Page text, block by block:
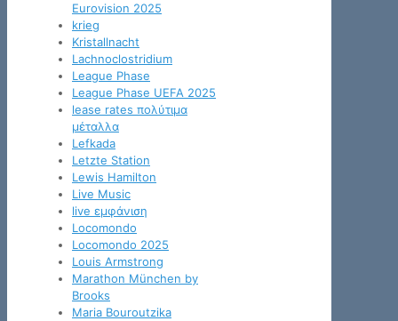
Eurovision 2025
krieg
Kristallnacht
Lachnoclostridium
League Phase
League Phase UEFA 2025
lease rates πολύτιμα
μέταλλα
Lefkada
Letzte Station
Lewis Hamilton
Live Music
live εμφάνιση
Locomondo
Locomondo 2025
Louis Armstrong
Marathon München by
Brooks
Maria Bouroutzika